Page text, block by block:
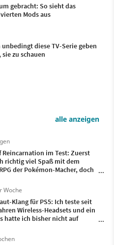
gebracht: So sieht das
Mods aus
diese TV-Serie geben
zu schauen
alle anzeigen
Reincarnation im Test: Zuerst
richtig viel Spaß mit dem
der Pokémon-Macher, doch
Woche
Klang für PS5: Ich teste seit
Wireless-Headsets und ein
hatte ich bisher nicht auf